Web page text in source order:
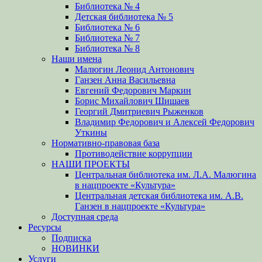
Библиотека № 4
Детская библиотека № 5
Библиотека № 6
Библиотека № 7
Библиотека № 8
Наши имена
Малюгин Леонид Антонович
Ганзен Анна Васильевна
Евгений Федорович Маркин
Борис Михайлович Шишаев
Георгий Дмитриевич Рыженков
Владимир Федорович и Алексей Федорович
Уткины
Нормативно-правовая база
Противодействие коррупции
НАШИ ПРОЕКТЫ
Центральная библиотека им. Л.А. Малюгина
в нацпроекте «Культура»
Центральная детская библиотека им. А.В.
Ганзен в нацпроекте «Культура»
Доступная среда
Ресурсы
Подписка
НОВИНКИ
Услуги